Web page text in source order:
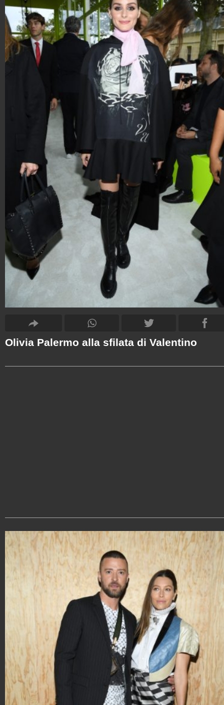
Olivia Palermo alla sfilata di Valentino